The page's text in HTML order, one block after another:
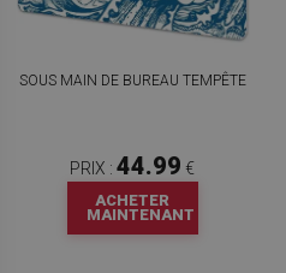
SOUS MAIN DE BUREAU TEMPÊTE
PRIX : 44.99 €
ACHETER
MAINTENANT